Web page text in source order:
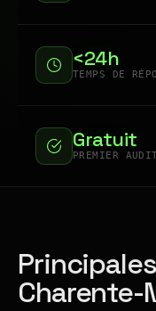
<24h
TEMPS DE
Gratuit
PREMIER
Charente-